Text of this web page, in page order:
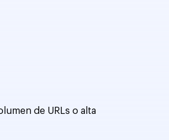
de URLs o alta